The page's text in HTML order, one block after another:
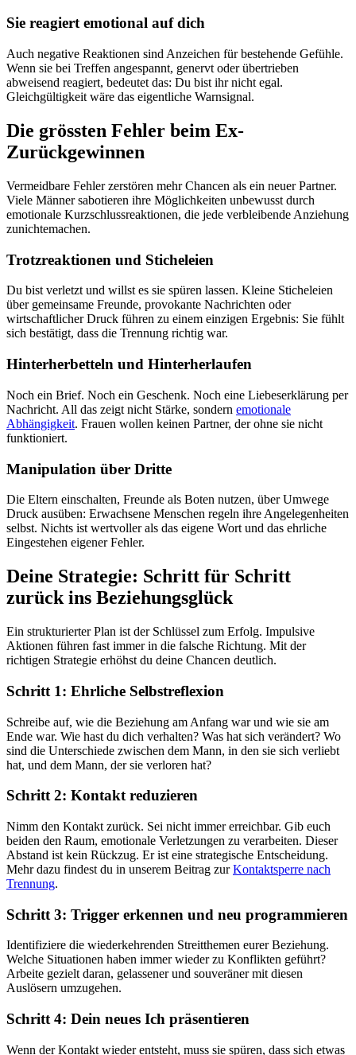
Sie reagiert emotional auf dich
Auch negative Reaktionen sind Anzeichen für bestehende Gefühle.
Wenn sie bei Treffen angespannt, genervt oder übertrieben
abweisend reagiert, bedeutet das: Du bist ihr nicht egal.
Gleichgültigkeit wäre das eigentliche Warnsignal.
Die grössten Fehler beim Ex-
Zurückgewinnen
Vermeidbare Fehler zerstören mehr Chancen als ein neuer Partner.
Viele Männer sabotieren ihre Möglichkeiten unbewusst durch
emotionale Kurzschlussreaktionen, die jede verbleibende Anziehung
zunichtemachen.
Trotzreaktionen und Sticheleien
Du bist verletzt und willst es sie spüren lassen. Kleine Sticheleien
über gemeinsame Freunde, provokante Nachrichten oder
wirtschaftlicher Druck führen zu einem einzigen Ergebnis: Sie fühlt
sich bestätigt, dass die Trennung richtig war.
Hinterherbetteln und Hinterherlaufen
Noch ein Brief. Noch ein Geschenk. Noch eine Liebeserklärung per
Nachricht. All das zeigt nicht Stärke, sondern emotionale
Abhängigkeit. Frauen wollen keinen Partner, der ohne sie nicht
funktioniert.
Manipulation über Dritte
Die Eltern einschalten, Freunde als Boten nutzen, über Umwege
Druck ausüben: Erwachsene Menschen regeln ihre Angelegenheiten
selbst. Nichts ist wertvoller als das eigene Wort und das ehrliche
Eingestehen eigener Fehler.
Deine Strategie: Schritt für Schritt
zurück ins Beziehungsglück
Ein strukturierter Plan ist der Schlüssel zum Erfolg. Impulsive
Aktionen führen fast immer in die falsche Richtung. Mit der
richtigen Strategie erhöhst du deine Chancen deutlich.
Schritt 1: Ehrliche Selbstreflexion
Schreibe auf, wie die Beziehung am Anfang war und wie sie am
Ende war. Wie hast du dich verhalten? Was hat sich verändert? Wo
sind die Unterschiede zwischen dem Mann, in den sie sich verliebt
hat, und dem Mann, der sie verloren hat?
Schritt 2: Kontakt reduzieren
Nimm den Kontakt zurück. Sei nicht immer erreichbar. Gib euch
beiden den Raum, emotionale Verletzungen zu verarbeiten. Dieser
Abstand ist kein Rückzug. Er ist eine strategische Entscheidung.
Mehr dazu findest du in unserem Beitrag zurKontaktsperre nach
Trennung.
Schritt 3: Trigger erkennen und neu programmieren
Identifiziere die wiederkehrenden Streitthemen eurer Beziehung.
Welche Situationen haben immer wieder zu Konflikten geführt?
Arbeite gezielt daran, gelassener und souveräner mit diesen
Auslösern umzugehen.
Schritt 4: Dein neues Ich präsentieren
Wenn der Kontakt wieder entsteht, muss sie spüren, dass sich etwas